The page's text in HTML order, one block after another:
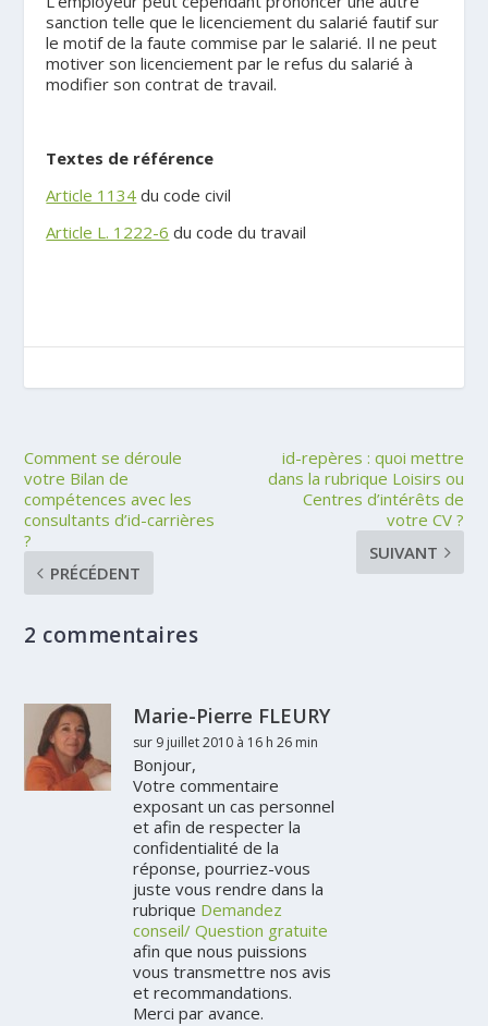
sanction telle que le licenciement du salarié fautif sur
le motif de la faute commise par le salarié. Il ne peut
motiver son licenciement par le refus du salarié à
modifier son contrat de travail.
Textes de référence
Article 1134 du code civil
Article L. 1222-6 du code du travail
Comment se déroule
votre Bilan de
compétences avec les
consultants d’id-carrières
?
PRÉCÉDENT
id-repères : quoi mettre
dans la rubrique Loisirs ou
Centres d’intérêts de
votre CV ?
SUIVANT
2 commentaires
Marie-Pierre FLEURY
sur 9 juillet 2010 à 16 h 26 min
Bonjour,
Votre commentaire
exposant un cas personnel
et afin de respecter la
confidentialité de la
réponse, pourriez-vous
juste vous rendre dans la
rubrique Demandez
conseil/ Question gratuite
afin que nous puissions
vous transmettre nos avis
et recommandations.
Merci par avance.